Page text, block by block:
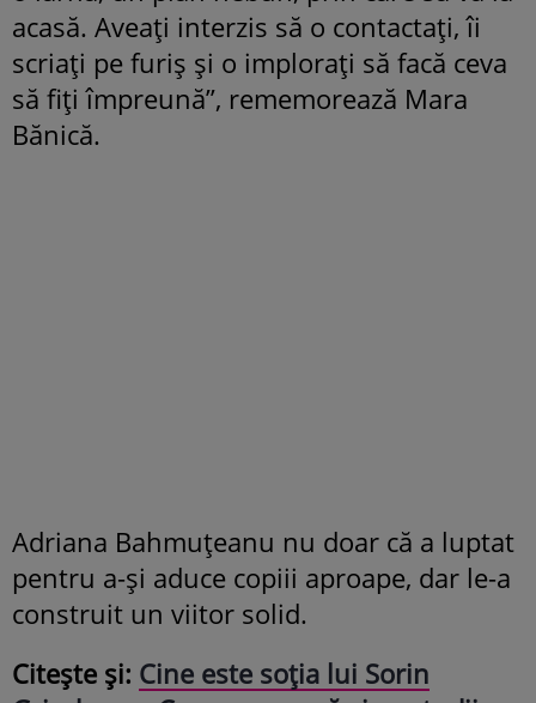
acasă. Aveați interzis să o contactați, îi
scriați pe furiș și o implorați să facă ceva
să fiți împreună”, rememorează Mara
Bănică.
Adriana Bahmuțeanu nu doar că a luptat
pentru a-și aduce copiii aproape, dar le-a
construit un viitor solid.
Citește și: Cine este soția lui Sorin